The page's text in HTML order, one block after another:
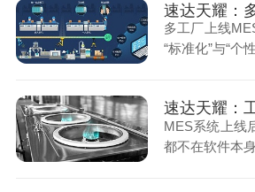
多工厂上线
“标准化”与“个
MES系统上线
都不在软件本